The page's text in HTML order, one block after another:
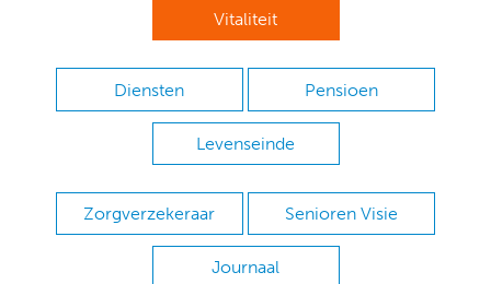
Vitaliteit
Diensten Pensioen
Levenseinde
Zorgverzekeraar Senioren Visie
Journaal